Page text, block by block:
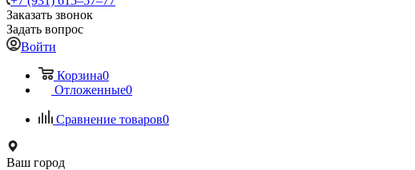
Заказать звонок
Задать вопрос
Войти
Корзина0
Отложенные0
Сравнение товаров0
Ваш город